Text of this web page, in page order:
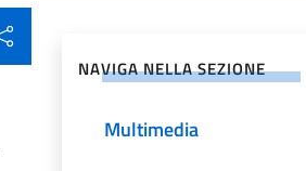
NAVIGA NELLA SEZIONE
Multimedia